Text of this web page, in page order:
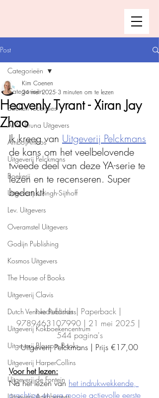
Post
Categorieën
Boeken recensies
A.W. Bruna Uitgevers
Ambo|Anthos
Uitgeverij Pelckmans
Boekerij
Uitgeverij Luitingh-Sijthoff
Lev. Uitgevers
Overamstel Uitgevers
Godijn Publishing
Kosmos Uitgevers
The House of Books
Uitgeverij Clavis
Dutch Venture Publishers
Uitgeverij Kokboekencentrum
Uitgeverij Blossom Books
Uitgeverij HarperCollins
Uitgeverij de Fontein
Categorieën
Heavenly Tyrant - Xiran Jay
Zhao
Kim Coenen
24 mei 2025 3 minuten om te lezen
Ik kreeg van Uitgeverij Pelckmans
de kans om het veelbelovende
tweede deel van deze YA-serie te
lezen en te recenseren. Super
bedankt!
Nederlands | Paperback |
9789463107990 | 21 mei 2025 |
544 pagina's
Uitgeverij Pelckmans | Prijs €17,00
Voor het lezen:
Na het lezen van het indrukwekkende,
prachtige en erg mooie actievolle eerste